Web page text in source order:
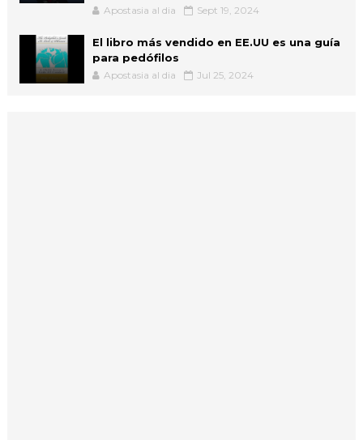
Apostasia al dia Sept 19, 2024
El libro más vendido en EE.UU es una guía
para pedófilos
Apostasia al dia Jul 25, 2024